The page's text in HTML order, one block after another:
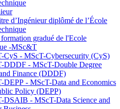
d’Ingénieur diplômé de l’École
gradué de l'Ecole
-MSc&T
CyS - MScT-Cybersecurity (CyS)
DDDF - MScT-Double Degree
Finance (DDDF)
DEPP - MScT-Data and Economics
Policy (DEPP)
DSAIB - MScT-Data Science and